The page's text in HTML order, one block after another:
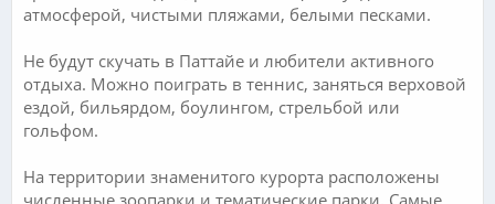
атмосферой, чистыми пляжами, белыми песками.
Не будут скучать в Паттайе и любители активного
отдыха. Можно поиграть в теннис, заняться верховой
ездой, бильярдом, боулингом, стрельбой или
гольфом.
На территории знаменитого курорта расположены
численные зоопарки и тематические парки. Самые